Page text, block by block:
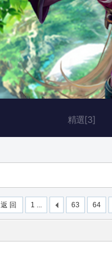
精選[3]
1 ... 63 64
返 回